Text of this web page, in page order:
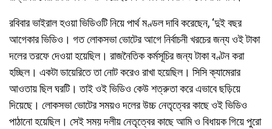
রবিবার ভাইরাল হওয়া ভিডিওটি নিয়ে পার্থ মণ্ডল দাবি করেছেন, ‘দুই বছর
আগেকার ভিডিও। গত লোকসভা ভোটের আগে নির্বাচনী খরচের জন্য ওই টাকা
দলের তরফে দেওয়া হয়েছিল। রাজনৈতিক কর্মসূচির জন্য টাকা বণ্টন করা
হচ্ছিল। একটা ডায়েরিতে তা নোট করেও রাখা হয়েছিল। সিসি ক্যামেরার
আওতায় ছিল ঘরটি। তাই ওই ভিডিও কেউ শত্রুতা করে এভাবে ছড়িয়ে
দিয়েছে। লোকসভা ভোটের সময়ও দলের উচ্চ নেতৃত্বের কাছে ওই ভিডিও
পাঠানো হয়েছিল। সেই সময় দলীয় নেতৃত্বের কাছে আমি ও বিধায়ক গিয়ে পুরো